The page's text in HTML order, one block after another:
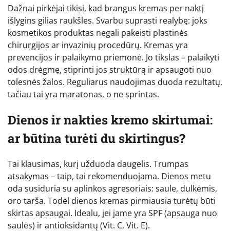
Dažnai pirkėjai tikisi, kad brangus kremas per naktį
išlygins gilias raukšles. Svarbu suprasti realybę: joks
kosmetikos produktas negali pakeisti plastinės
chirurgijos ar invazinių procedūrų. Kremas yra
prevencijos ir palaikymo priemonė. Jo tikslas – palaikyti
odos drėgmę, stiprinti jos struktūrą ir apsaugoti nuo
tolesnės žalos. Reguliarus naudojimas duoda rezultatų,
tačiau tai yra maratonas, o ne sprintas.
Dienos ir nakties kremo skirtumai:
ar būtina turėti du skirtingus?
Tai klausimas, kurį užduoda daugelis. Trumpas
atsakymas – taip, tai rekomenduojama. Dienos metu
oda susiduria su aplinkos agresoriais: saule, dulkėmis,
oro tarša. Todėl dienos kremas pirmiausia turėtų būti
skirtas apsaugai. Idealu, jei jame yra SPF (apsauga nuo
saulės) ir antioksidantų (Vit. C, Vit. E).